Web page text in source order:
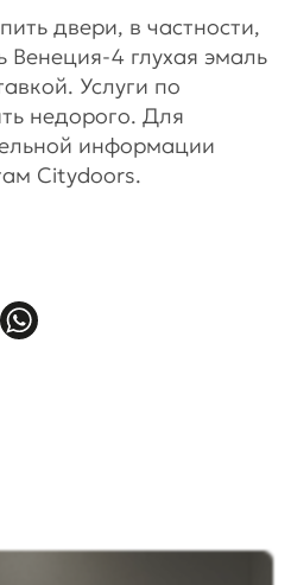
двери, в частности,
4 глухая эмаль
Услуги по
недорого. Для
информации
Citydoors.